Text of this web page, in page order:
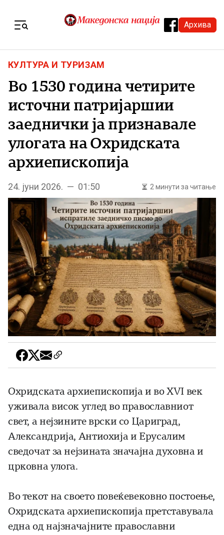
Архива
КУЛТУРА И ТУРИЗАМ
Во 1530 година четирите
источни патријаршии
заеднички ја признавале
улогата на Охридската
архиепископија
24. јуни 2026. — 01:50 2 минути за читање
Охридската архиепископија и во XVI век
уживала висок углед во православниот
свет, а нејзините врски со Цариград,
Александрија, Антиохија и Ерусалим
сведочат за нејзината значајна духовна и
црковна улога.
Во текот на своето повеќевековно постоење,
Охридската архиепископија претставувала
една од најзначајните православни